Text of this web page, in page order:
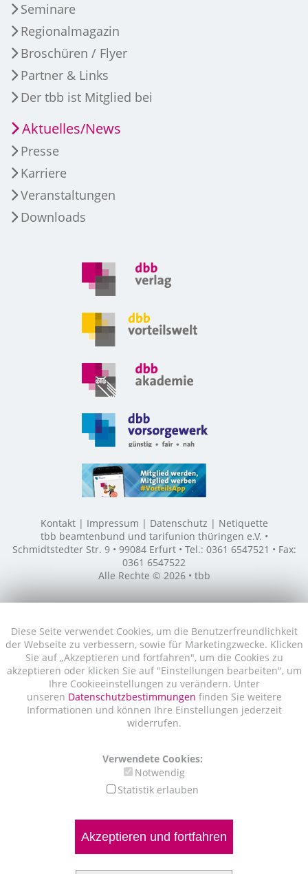
Diese Seite verwendet Cookies, um die Benutzerfreundlichkeit
der Webseite zu verbessern, sowie für Marketingzwecke. Klicken
Sie auf „Akzeptieren und fortfahren", um die Cookies zu
akzeptieren oder klicken Sie auf "Einstellungen bearbeiten", um
Ihre Cookieeinstellungen zu verändern. Unter
unseren Datenschutzbestimmungen finden Sie weitere
Informationen und können Ihre Einstellungen jederzeit
widerrufen.
Verwendete Cookies:
Notwendig
Statistik erlauben
Akzeptieren und fortfahren
Seminare
Regionalmagazin
Broschüren / Flyer
Partner & Links
Der tbb ist Mitglied bei
Aktuelles/News
Presse
Karriere
Veranstaltungen
Downloads
Kontakt Impressum Datenschutz
Netiquette
tbb beamtenbund und tarifunion thüringen e.V. •
Schmidtstedter Str. 9 • 99084 Erfurt • Tel.: 0361 6547521 • Fax:
0361 6547522
Alle Rechte © 2026 • tbb